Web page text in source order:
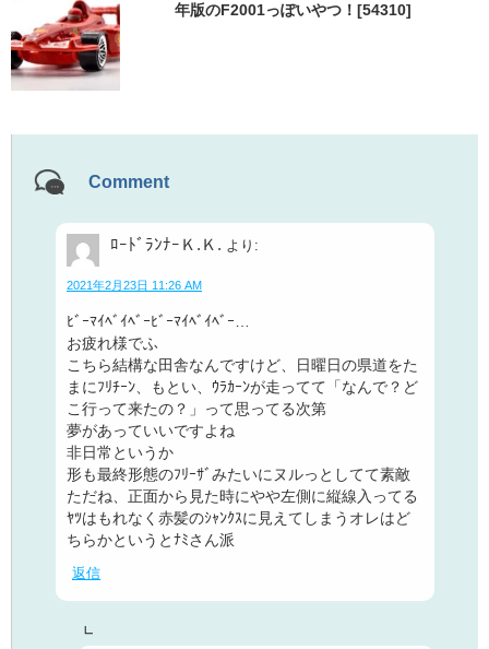
年版のF2001っぽいやつ！[54310]
Comment
ﾛｰﾄﾞﾗﾝﾅｰＫ.Ｋ. より:
2021年2月23日 11:26 AM
ﾋﾞｰﾏｲﾍﾞｲﾍﾞｰﾋﾞｰﾏｲﾍﾞｲﾍﾞｰ…
お疲れ様でふ
こちら結構な田舎なんですけど、日曜日の県道をた
まにﾌﾘﾁｰﾝ、もとい、ｳﾗｶｰﾝが走ってて「なんで？ど
こ行って来たの？」って思ってる次第
夢があっていいですよね
非日常というか
形も最終形態のﾌﾘｰｻﾞみたいにヌルっとしてて素敵
ただね、正面から見た時にやや左側に縦線入ってる
ﾔﾂはもれなく赤髪のｼｬﾝｸｽに見えてしまうオレはど
ちらかというとﾅﾐさん派
返信